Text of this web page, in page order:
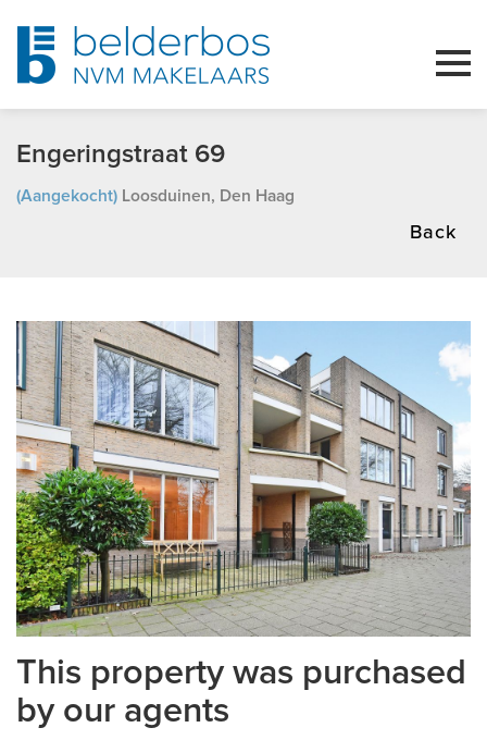
Engeringstraat 69
(Aangekocht) Loosduinen, Den Haag
Back
previous next
This property was purchased
by our agents